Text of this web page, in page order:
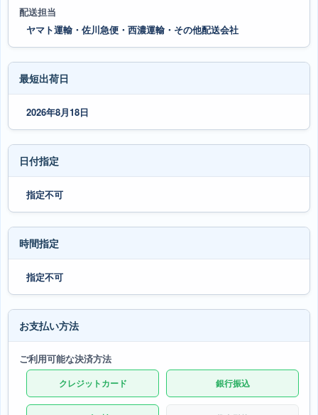
配送担当
ヤマト運輸・佐川急便・西濃運輸・その他配送会社
最短出荷日
2026年8月18日
日付指定
指定不可
時間指定
指定不可
お支払い方法
ご利用可能な決済方法
クレジットカード 銀行振込